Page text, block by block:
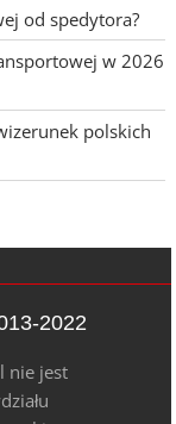
od spedytora?
w 2026
polskich
2022
nie jest